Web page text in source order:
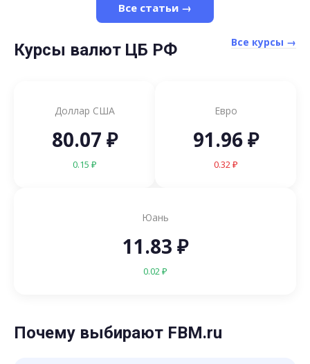
Все статьи →
Курсы валют ЦБ РФ Все курсы →
Доллар США
80.07 ₽
0.15 ₽
Евро
91.96 ₽
0.32 ₽
Юань
11.83 ₽
0.02 ₽
Почему выбирают FBM.ru